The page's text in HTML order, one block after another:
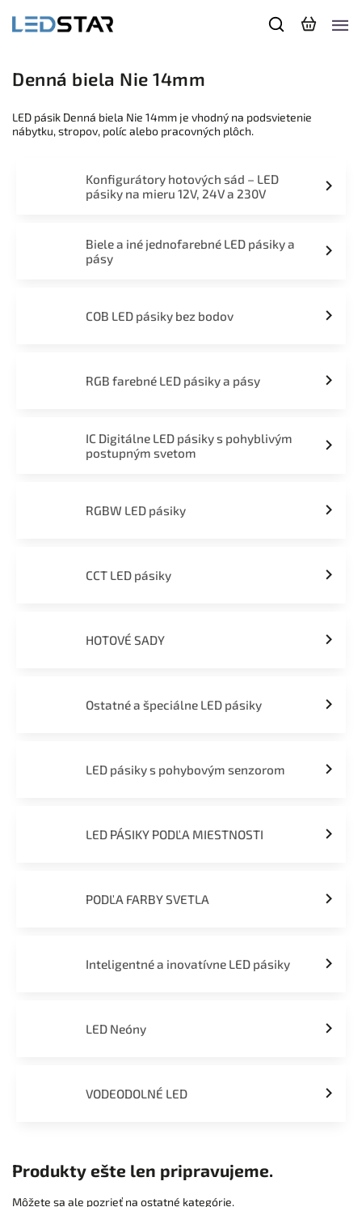
Denná biela Nie 14mm
LED pásik Denná biela Nie 14mm je vhodný na podsvietenie
nábytku, stropov, políc alebo pracovných plôch.
Konfigurátory hotových sád – LED
pásiky na mieru 12V, 24V a 230V
Biele a iné jednofarebné LED pásiky a
pásy
COB LED pásiky bez bodov
RGB farebné LED pásiky a pásy
IC Digitálne LED pásiky s pohyblivým
postupným svetom
RGBW LED pásiky
CCT LED pásiky
HOTOVÉ SADY
Ostatné a špeciálne LED pásiky
LED pásiky s pohybovým senzorom
LED PÁSIKY PODĽA MIESTNOSTI
PODĽA FARBY SVETLA
Inteligentné a inovatívne LED pásiky
LED Neóny
VODEODOLNÉ LED
Produkty ešte len pripravujeme.
Môžete sa ale pozrieť na ostatné kategórie.